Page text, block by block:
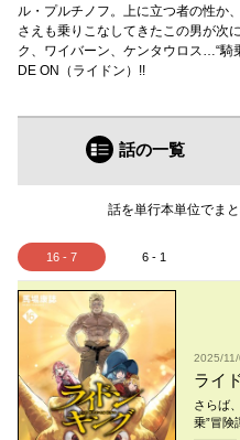
ル・プルチノフ。上に立つ者の性か
さえも乗りこなしてきたこの男が次
ク、ワイバーン、ケンタウロス…“騎
DE ON（ライドン）!!
話の一覧
話を単行本単位でま
16 - 7 6 - 1
2025/11/
ライ
さらば
乗”冒険